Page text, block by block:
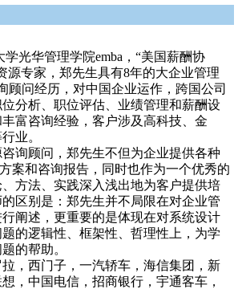
光华管理学院emba，“美国薪酬协
源专家，郑先生具有8年的大企业管理
顾问经历，对中国企业运作，跨国公司
分析、职位评估、业绩管理和薪酬设
富咨询经验，客户涉及高科技、金
业。
询顾问，郑先生不但为企业提供各种
案和咨询报告，同时也作为一个优秀的
方法、实践深入浅出地为客户提供培
区别是：郑先生并不局限在对企业管
阐述，更重要的是体现在对系统设计
的逻辑性、框架性、哲理性上，为学
的帮助。
，西门子，一汽轿车，海信集团，新
，中国电信，招商银行，宇通客车，